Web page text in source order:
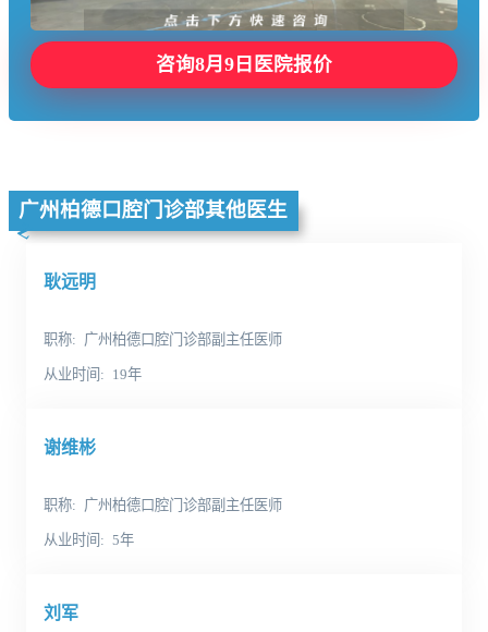
咨询8月9日医院报价
广州柏德口腔门诊部其他医生
耿远明
职称 广州柏德口腔门诊部副主任医师
从业时间 19年
谢维彬
职称 广州柏德口腔门诊部副主任医师
从业时间 5年
刘军